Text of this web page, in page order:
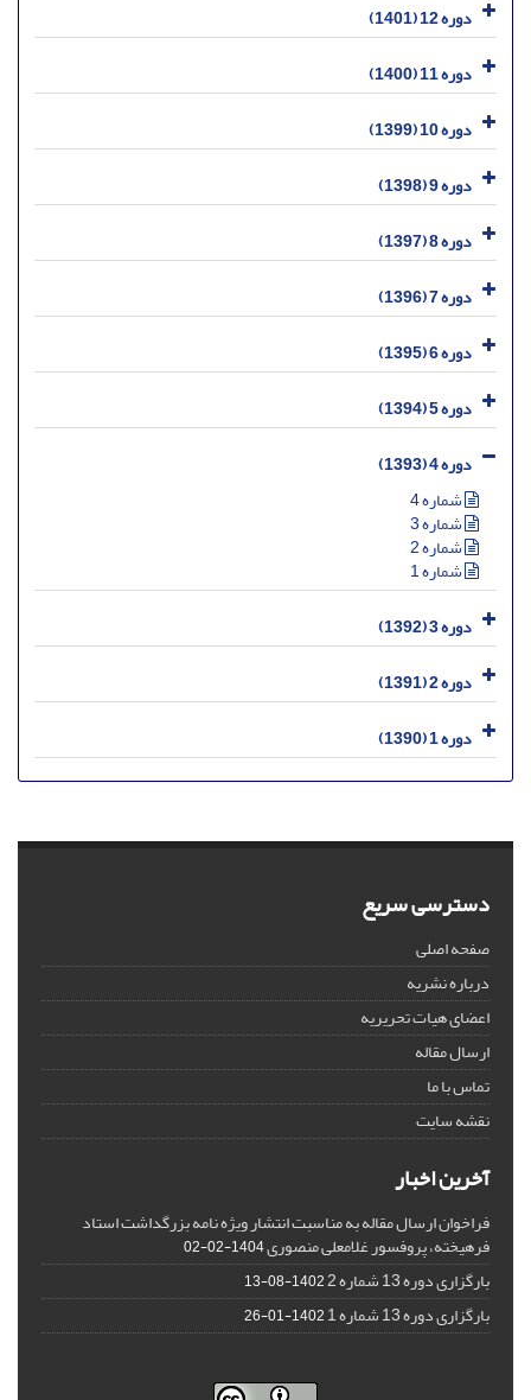
دوره 12 (1401)
دوره 11 (1400)
دوره 10 (1399)
دوره 9 (1398)
دوره 8 (1397)
دوره 7 (1396)
دوره 6 (1395)
دوره 5 (1394)
دوره 4 (1393)
شماره 4
شماره 3
شماره 2
شماره 1
دوره 3 (1392)
دوره 2 (1391)
دوره 1 (1390)
دسترسی سریع
صفحه اصلی
درباره نشریه
اعضای هیات تحریریه
ارسال مقاله
تماس با ما
نقشه سایت
آخرین اخبار
فراخوان ارسال مقاله به مناسبت انتشار ویژه نامه بزرگداشت استاد
فرهیخته، پروفسور غلامعلی منصوری1404-02-02
بارگزاری دوره 13 شماره 2 1402-08-13
بارگزاری دوره 13 شماره 1 1402-01-26